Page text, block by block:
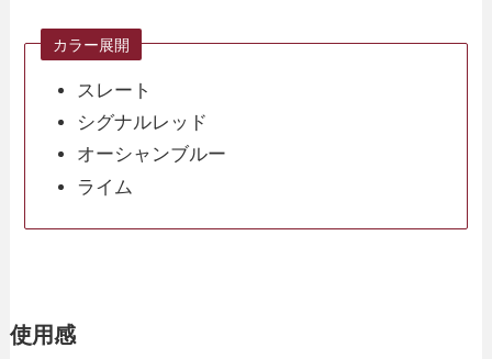
カラー展開
スレート
シグナルレッド
オーシャンブルー
ライム
使用感